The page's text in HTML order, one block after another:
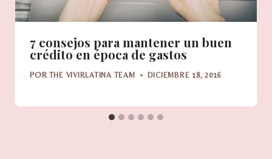
7 consejos para mantener un buen
crédito en época de gastos
POR THE VIVIRLATINA TEAM DICIEMBRE 18, 2016